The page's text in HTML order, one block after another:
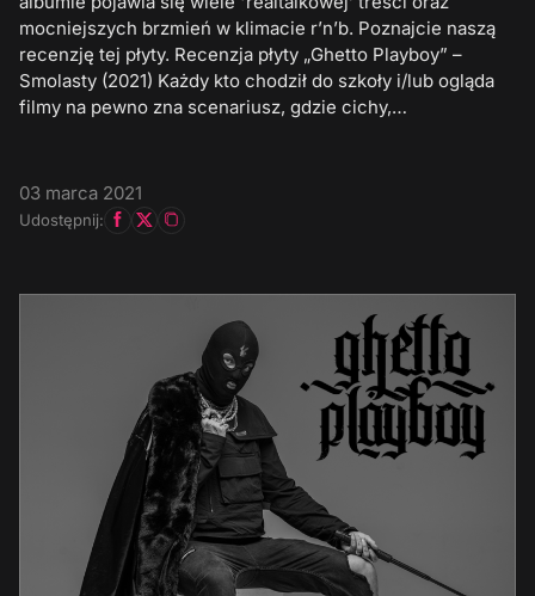
mocniejszych brzmień w klimacie r’n’b. Poznajcie naszą
recenzję tej płyty. Recenzja płyty „Ghetto Playboy” –
Smolasty (2021) Każdy kto chodził do szkoły i/lub ogląda
filmy na pewno zna scenariusz, gdzie cichy,…
03 marca 2021
Udostępnij: